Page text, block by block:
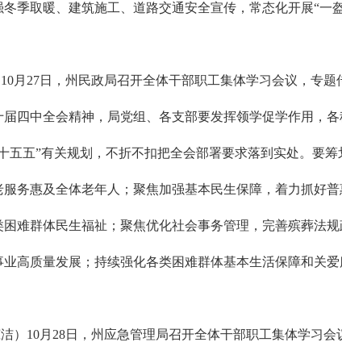
季取暖、建筑施工、道路交通安全宣传，常态化开展“
月27日，州民政局召开全体干部职工集体学习会议，专题
四中全会精神，局党组、各支部要发挥领学促学作用，
五五”有关规划，不折不扣把全会部署要求落到实处。要
务惠及全体老年人；聚焦加强基本民生保障，着力抓好
难群体民生福祉；聚焦优化社会事务管理，完善殡葬法
高质量发展；持续强化各类困难群体基本生活保障和关
）10月28日，州应急管理局召开全体干部职工集体学习会